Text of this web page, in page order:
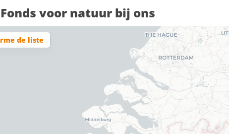
voor natuur bij ons
de liste